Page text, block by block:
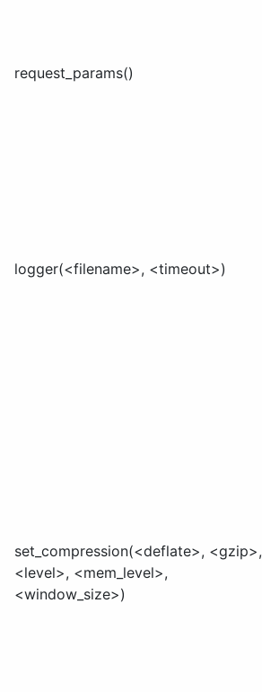
request_params()
logger(<filename>, <timeout>)
set_compression(<deflate>, <gzip>,
<level>, <mem_level>,
<window_size>)